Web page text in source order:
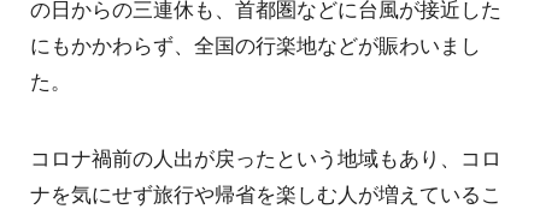
の日からの三連休も、首都圏などに台風が接近した
にもかかわらず、全国の行楽地などが賑わいまし
た。
コロナ禍前の人出が戻ったという地域もあり、コロ
ナを気にせず旅行や帰省を楽しむ人が増えているこ